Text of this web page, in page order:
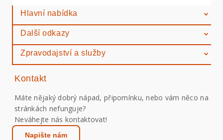
Hlavní nabídka
Další odkazy
Zpravodajství a služby
Kontakt
Máte nějaký dobrý nápad, připomínku, nebo vám něco na
stránkách nefunguje?
Neváhejte nás kontaktovat!
Napište nám